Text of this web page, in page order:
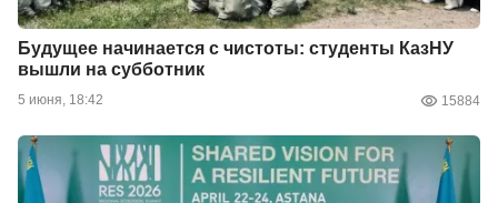
Будущее начинается с чистоты: студенты КазНУ
вышли на субботник
5 июня, 18:42 15884